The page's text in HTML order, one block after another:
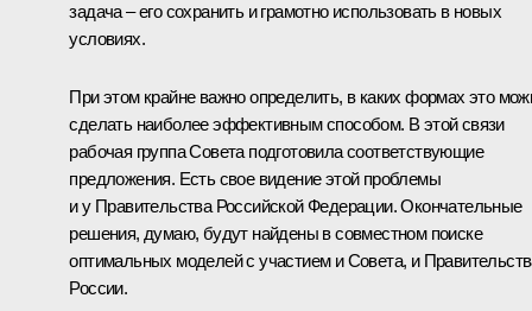
задача – его сохранить и грамотно использовать в новых
условиях.
При этом крайне важно определить, в каких формах это
сделать наиболее эффективным способом. В этой связи
рабочая группа Совета подготовила соответствующие
предложения. Есть свое видение этой проблемы
и у Правительства Российской Федерации. Окончательные
решения, думаю, будут найдены в совместном поиске
оптимальных моделей с участием и Совета, и
России.